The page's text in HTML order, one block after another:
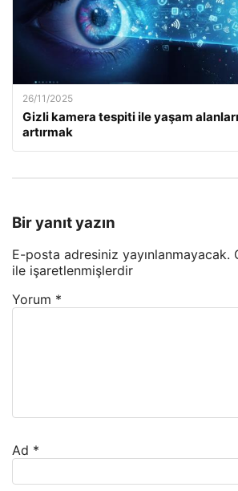
26/11/2025
Gizli kamera tespiti ile yaşam
artırmak
Bir yanıt yazın
E-posta adresiniz yayınlanmayacak.
ile işaretlenmişlerdir
Yorum *
Ad *